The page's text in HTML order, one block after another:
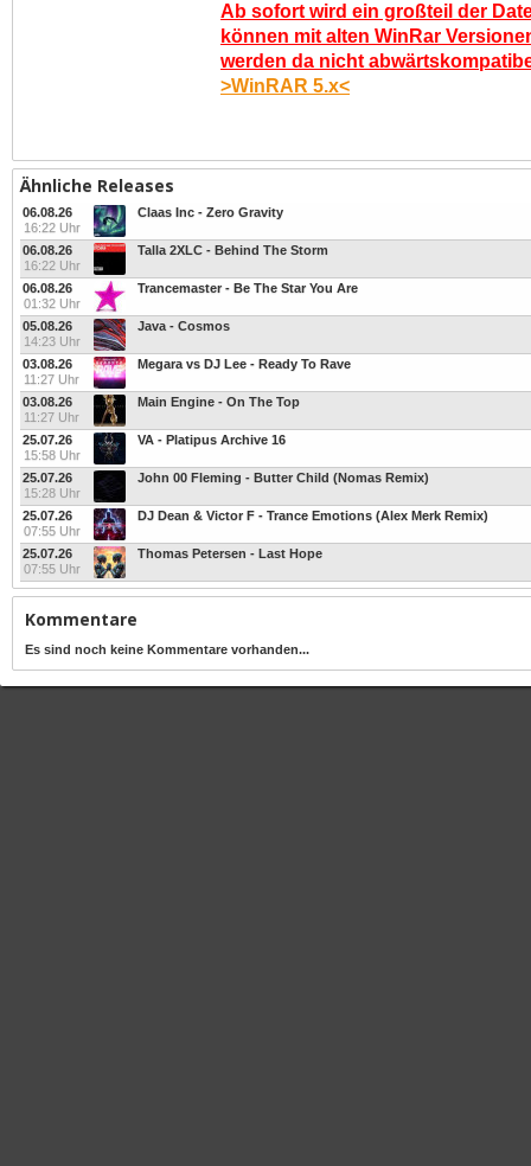
Ab sofort wird ein großteil der
können mit alten WinRar
werden da nicht
>WinRAR 5.x<
Ähnliche Releases
06.08.26
16:22 Uhr
Claas Inc - Zero Gravity
06.08.26
16:22 Uhr
Talla 2XLC - Behind The Storm
06.08.26
01:32 Uhr
Trancemaster - Be The Star You Are
05.08.26
14:23 Uhr
Java - Cosmos
03.08.26
11:27 Uhr
Megara vs DJ Lee - Ready To Rave
03.08.26
11:27 Uhr
Main Engine - On The Top
25.07.26
15:58 Uhr
VA - Platipus Archive 16
25.07.26
15:28 Uhr
John 00 Fleming - Butter Child (Nomas Remix)
25.07.26
07:55 Uhr
DJ Dean & Victor F - Trance Emotions (Alex Merk Remix)
25.07.26
07:55 Uhr
Thomas Petersen - Last Hope
Kommentare
Es sind noch keine Kommentare vorhanden...